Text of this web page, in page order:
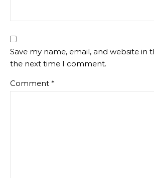
Save my name, email, and website in
the next time I comment.
Comment *